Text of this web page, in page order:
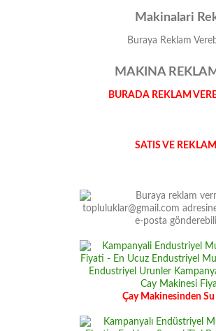
Makinalari
Buraya Reklam
MAKINA
BURADA REKLAM
SATIS VE
Çay Makinesinden